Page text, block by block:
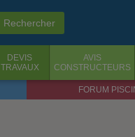
DEVIS
TRAVAUX
AVIS
CONSTRUCTEURS
FORUM